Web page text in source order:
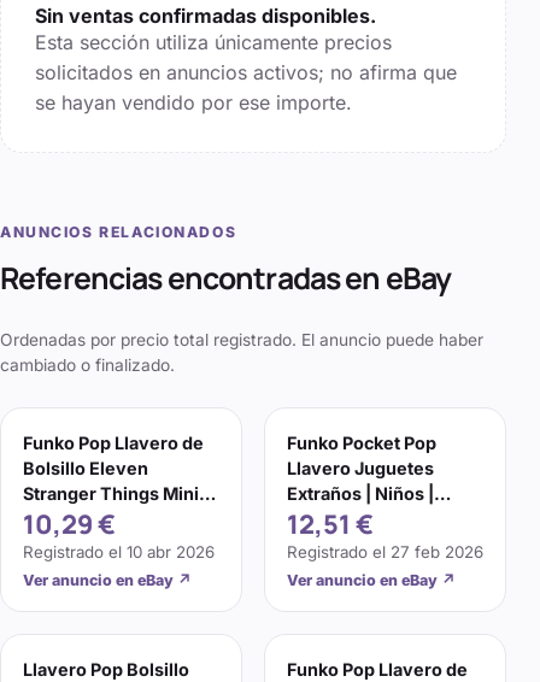
Sin ventas confirmadas disponibles.
Esta sección utiliza únicamente precios
solicitados en anuncios activos; no afirma que
se hayan vendido por ese importe.
ANUNCIOS RELACIONADOS
Referencias encontradas en eBay
Ordenadas por precio total registrado. El anuncio puede haber
cambiado o finalizado.
Funko Pop Llavero de
Bolsillo Eleven
Stranger Things Mini
Figura Llavero
Coleccionable
10,29 €
Registrado el 10 abr 2026
Ver anuncio en eBay ↗
Funko Pocket Pop
Llavero Juguetes
Extraños | Niños |
Llavero
12,51 €
Registrado el 27 feb 2026
Ver anuncio en eBay ↗
Llavero Pop Bolsillo
Funko Pop Llavero de